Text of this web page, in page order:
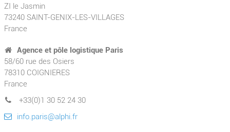
ZI le Jasmin
73240 SAINT-GENIX-LES-VILLAGES
France
Agence et pôle logistique Paris
58/60 rue des Osiers
78310 COIGNIERES
France
+33(0)1 30 52 24 30
info.paris@alphi.fr